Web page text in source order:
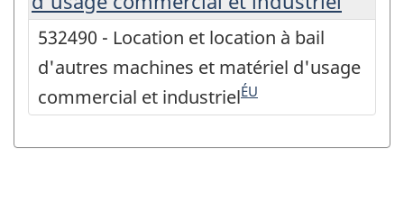
532490 - Location et location à bail
d'autres machines et matériel d'usage
commercial et industrielÉU